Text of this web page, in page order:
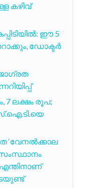
കഴിവ്
ഈ 5
ഡോക്ടർ
7 ലക്ഷം രൂപ;
‘വേനൽക്കാല